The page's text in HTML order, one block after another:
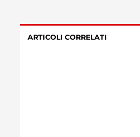
ARTICOLI CORRELATI